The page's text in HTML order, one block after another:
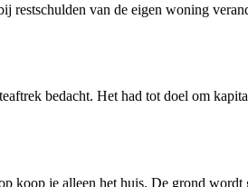
van de eigen woning
bedacht. Het had tot doel om
koop je alleen het huis. De grond